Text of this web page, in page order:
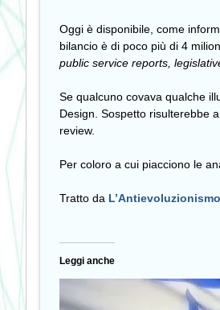
Oggi è disponibile, come
bilancio è di poco più di 4
public service reports,
Se qualcuno covava qualche
Design. Sospetto risulterebbe
review.
Per coloro a cui piacciono le
Tratto da
Leggi anche